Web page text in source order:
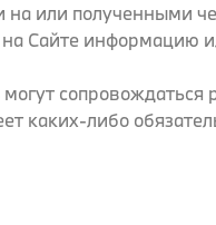
на или полученными
Сайте информацию
сопровождаться
каких-либо